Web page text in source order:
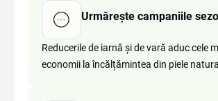
Urmărește campaniile
Reducerile de iarnă și de vară aduc cele
economii la încălțămintea din piele